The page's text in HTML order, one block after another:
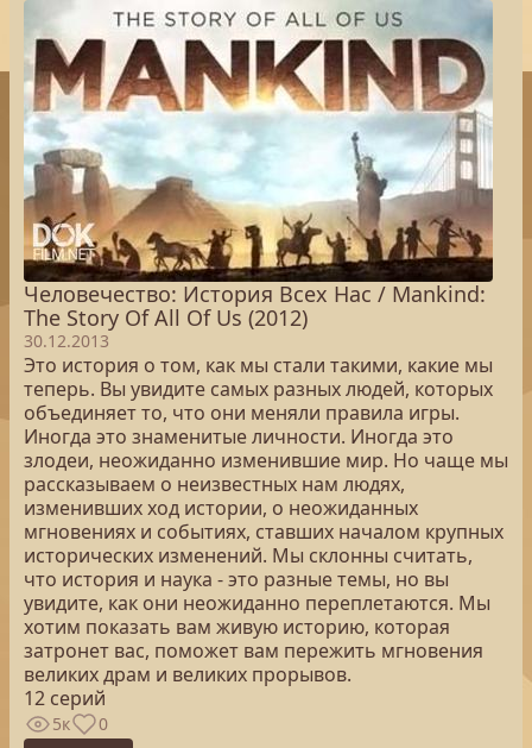
Человечество: История Всех Нас / Mankind:
The Story Of All Of Us (2012)
30.12.2013
Это история о том, как мы стали такими, какие мы
теперь. Вы увидите самых разных людей, которых
объединяет то, что они меняли правила игры.
Иногда это знаменитые личности. Иногда это
злодеи, неожиданно изменившие мир. Но чаще мы
рассказываем о неизвестных нам людях,
изменивших ход истории, о неожиданных
мгновениях и событиях, ставших началом крупных
исторических изменений. Мы склонны считать,
что история и наука - это разные темы, но вы
увидите, как они неожиданно переплетаются. Мы
хотим показать вам живую историю, которая
затронет вас, поможет вам пережить мгновения
великих драм и великих прорывов.
12 серий
5к 0